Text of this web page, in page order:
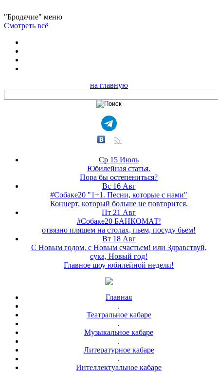
"Бродячие" меню
Смотреть всё
на главную
Ср 15 Июль
Юбилейная статья.
Пора бы остепениться?
Вс 16 Авг
#Собаке20 "1+1. Песни, которые с нами"
Концерт, который больше не повторится.
Пт 21 Авг
#Собаке20 БАНКОМАТ!
отвязно пляшем на столах, пьем, посуду бьем!
Вт 18 Авг
С Новым годом, с Новым счастьем! или Здравствуй,
сука, Новый год!
Главное шоу юбилейной недели!
Главная
.
Театральное кабаре
.
Музыкальное кабаре
.
Литературное кабаре
.
Интеллектуальное кабаре